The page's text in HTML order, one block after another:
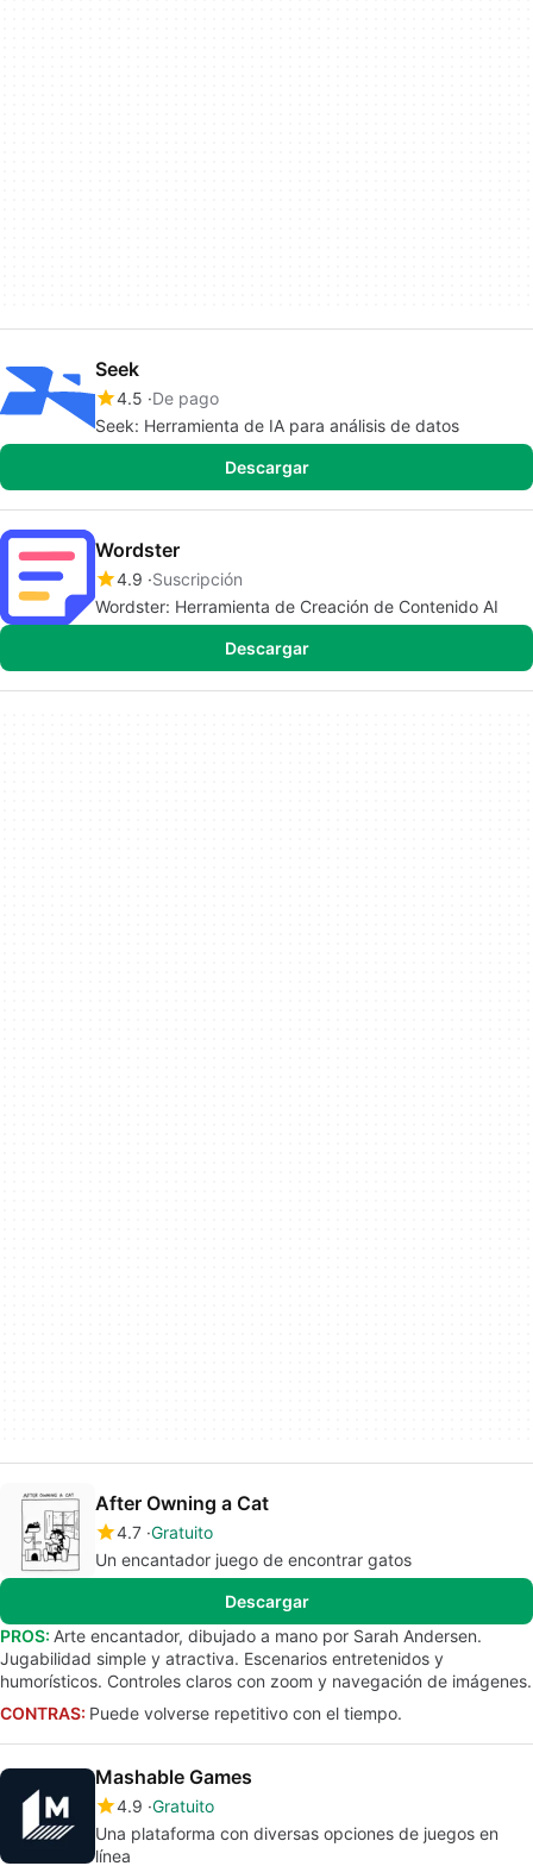
Seek
4.5 De pago
Seek: Herramienta de IA para análisis de datos
Descargar
Wordster
4.9 Suscripción
Wordster: Herramienta de Creación de Contenido AI
Descargar
After Owning a Cat
4.7 Gratuito
Un encantador juego de encontrar gatos
Descargar
PROS: Arte encantador, dibujado a mano por Sarah Andersen.
Jugabilidad simple y atractiva. Escenarios entretenidos y
humorísticos. Controles claros con zoom y navegación de imágenes.
CONTRAS: Puede volverse repetitivo con el tiempo.
Mashable Games
4.9 Gratuito
Una plataforma con diversas opciones de juegos en
línea